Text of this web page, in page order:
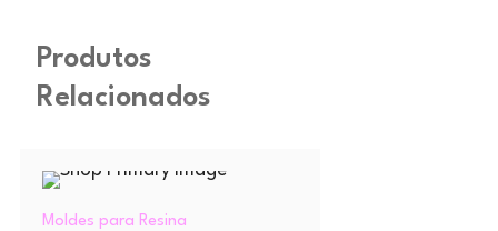
Produtos
Relacionados
Moldes para Resina